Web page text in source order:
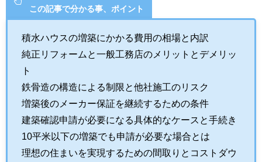
この記事で分かる事、ポイント
積水ハウスの増築にかかる費用の相場と内訳
純正リフォームと一般工務店のメリットとデメリッ
ト
鉄骨造の構造による制限と他社施工のリスク
増築後のメーカー保証を継続するための条件
建築確認申請が必要になる具体的なケースと手続き
10平米以下の増築でも申請が必要な場合とは
理想の住まいを実現するための間取りとコストダウ